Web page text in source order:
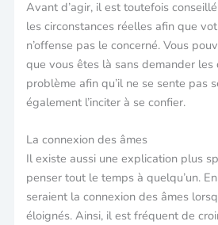
Avant d’agir, il est toutefois
les circonstances réelles afin que
n’offense pas le concerné. Vous
que vous êtes là sans demander les
problème afin qu’il ne se sente pas
également l’inciter à se confier.
La connexion des âmes
Il existe aussi une explication plus
penser tout le temps à quelqu’un.
seraient la connexion des âmes
éloignés. Ainsi, il est fréquent de